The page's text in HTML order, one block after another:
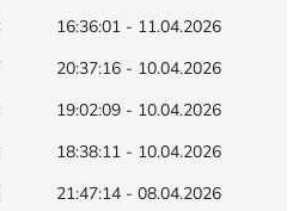
16:36:01 - 11.04.2026
20:37:16 - 10.04.2026
19:02:09 - 10.04.2026
18:38:11 - 10.04.2026
21:47:14 - 08.04.2026